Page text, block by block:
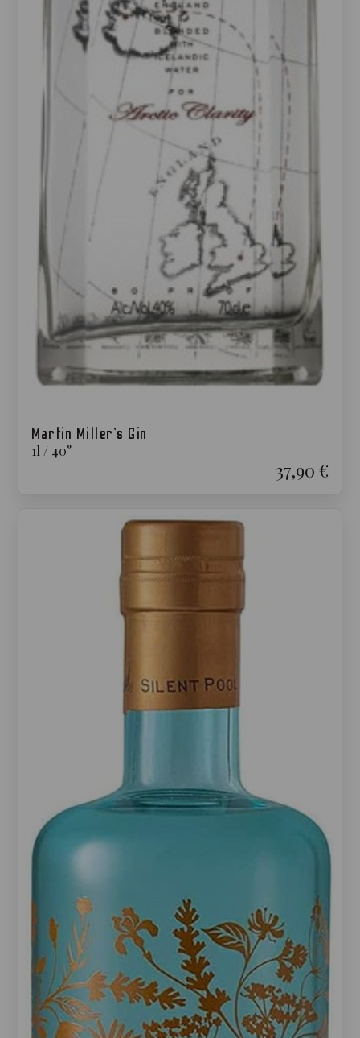
Martin Miller’s Gin
1l / 40°
37,90 €